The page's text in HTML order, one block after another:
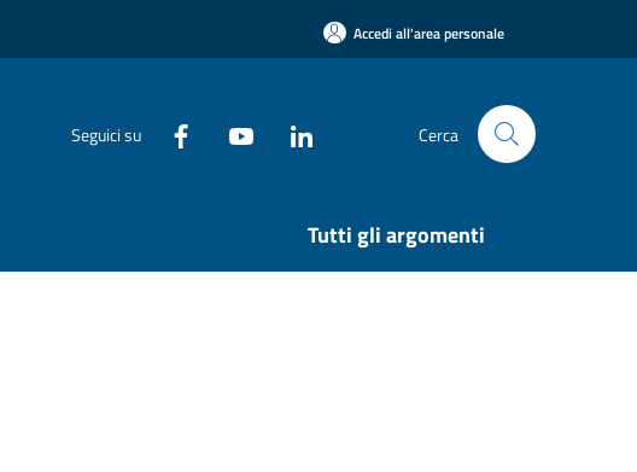
Accedi all'area personale
Seguici su Cerca
Tutti gli argomenti